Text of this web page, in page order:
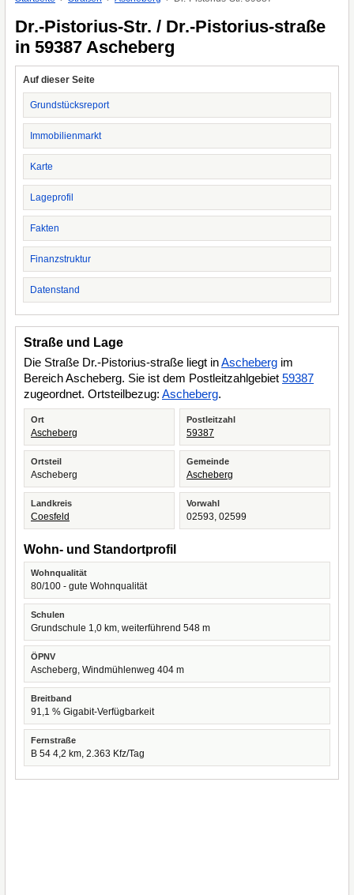
Dr.-Pistorius-Str. / Dr.-Pistorius-straße
in 59387 Ascheberg
Auf dieser Seite
Grundstücksreport
Immobilienmarkt
Karte
Lageprofil
Fakten
Finanzstruktur
Datenstand
Straße und Lage
Die Straße Dr.-Pistorius-straße liegt inAscheberg im
Bereich Ascheberg. Sie ist dem Postleitzahlgebiet 59387
zugeordnet. Ortsteilbezug: Ascheberg.
Ort
Ascheberg
Postleitzahl
59387
Ortsteil
Ascheberg
Gemeinde
Ascheberg
Landkreis
Coesfeld
Vorwahl
02593, 02599
Wohn- und Standortprofil
Wohnqualität
80/100 - gute Wohnqualität
Schulen
Grundschule 1,0 km, weiterführend 548 m
ÖPNV
Ascheberg, Windmühlenweg 404 m
Breitband
91,1 % Gigabit-Verfügbarkeit
Fernstraße
B 54 4,2 km, 2.363 Kfz/Tag